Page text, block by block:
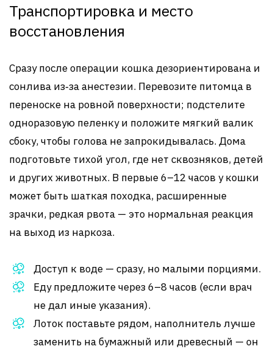
Транспортировка и место
восстановления
Сразу после операции кошка дезориентирована и
сонлива из‑за анестезии. Перевозите питомца в
переноске на ровной поверхности; подстелите
одноразовую пеленку и положите мягкий валик
сбоку, чтобы голова не запрокидывалась. Дома
подготовьте тихой угол, где нет сквозняков, детей
и других животных. В первые 6–12 часов у кошки
может быть шаткая походка, расширенные
зрачки, редкая рвота — это нормальная реакция
на выход из наркоза.
Доступ к воде — сразу, но малыми порциями.
Еду предложите через 6–8 часов (если врач
не дал иные указания).
Лоток поставьте рядом, наполнитель лучше
заменить на бумажный или древесный — он